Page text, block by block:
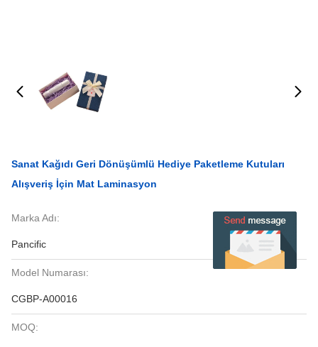
Sanat Kağıdı Geri Dönüşümlü Hediye Paketleme Kutuları
Alışveriş İçin Mat Laminasyon
Marka Adı:
Pancific
Model Numarası:
CGBP-A00016
MOQ: